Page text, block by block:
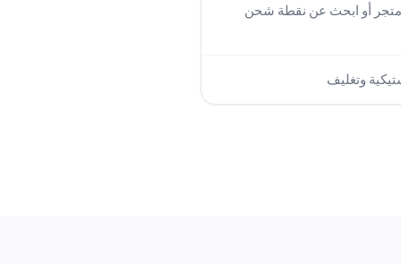
متجر أو ابحث عن نقطة شحن
وتغليف